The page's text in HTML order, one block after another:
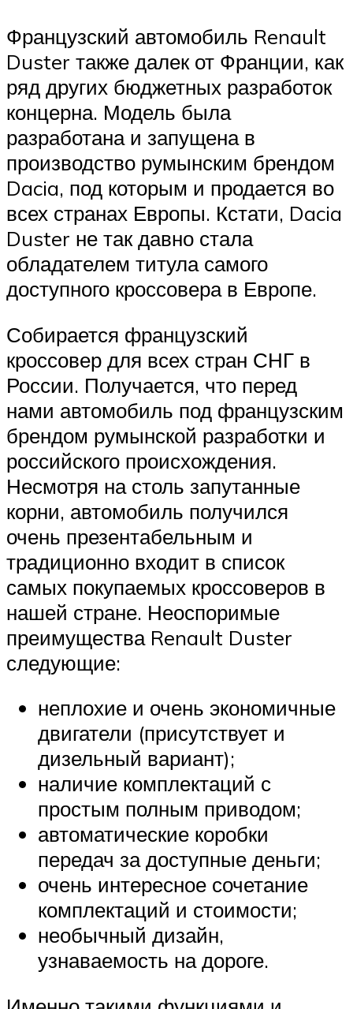
Французский автомобиль Renault
Duster также далек от Франции, как
ряд других бюджетных разработок
концерна. Модель была
разработана и запущена в
производство румынским брендом
Dacia, под которым и продается во
всех странах Европы. Кстати, Dacia
Duster не так давно стала
обладателем титула самого
доступного кроссовера в Европе.
Собирается французский
кроссовер для всех стран СНГ в
России. Получается, что перед
нами автомобиль под французским
брендом румынской разработки и
российского происхождения.
Несмотря на столь запутанные
корни, автомобиль получился
очень презентабельным и
традиционно входит в список
самых покупаемых кроссоверов в
нашей стране. Неоспоримые
преимущества Renault Duster
следующие:
неплохие и очень экономичные
двигатели (присутствует и
дизельный вариант);
наличие комплектаций с
простым полным приводом;
автоматические коробки
передач за доступные деньги;
очень интересное сочетание
комплектаций и стоимости;
необычный дизайн,
узнаваемость на дороге.